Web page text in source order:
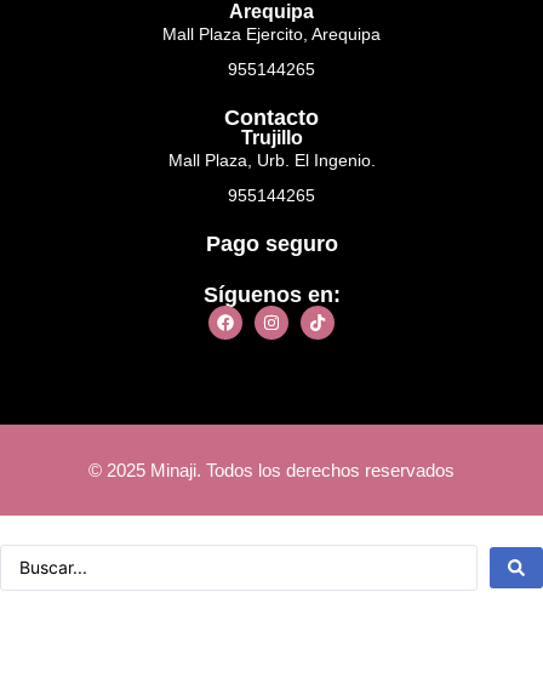
Arequipa
Mall Plaza Ejercito, Arequipa
955144265
Contacto
Trujillo
Mall Plaza, Urb. El Ingenio.
955144265
Pago seguro
Síguenos en:
© 2025 Minaji. Todos los derechos reservados